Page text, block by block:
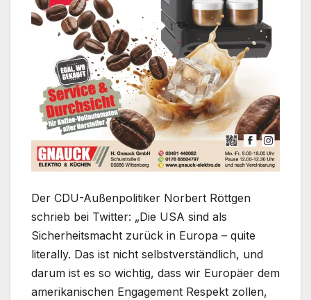
Der CDU-Außenpolitiker Norbert Röttgen
schrieb bei Twitter: „Die USA sind als
Sicherheitsmacht zurück in Europa – quite
literally. Das ist nicht selbstverständlich, und
darum ist es so wichtig, dass wir Europäer dem
amerikanischen Engagement Respekt zollen,